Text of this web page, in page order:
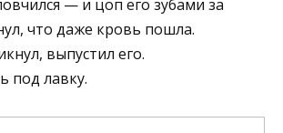
— и цоп его зубами за
что даже кровь пошла.
выпустил его.
под лавку.